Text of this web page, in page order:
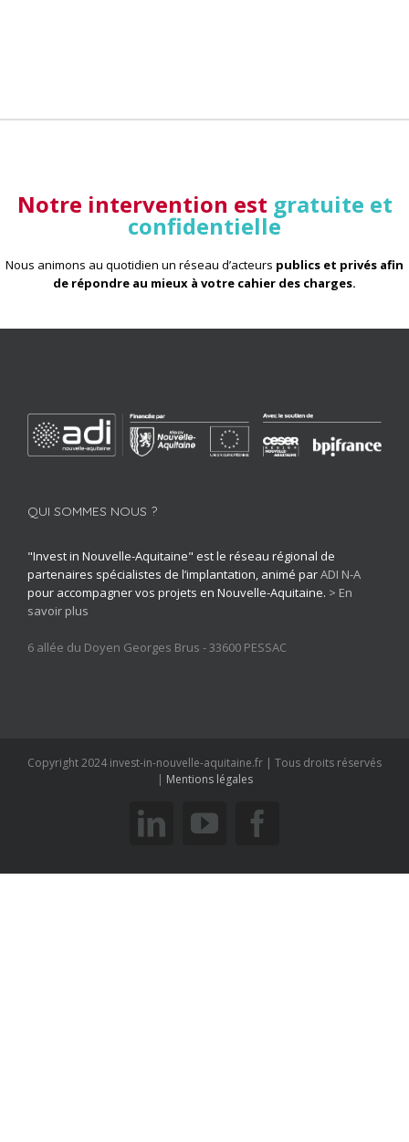
Notre intervention est gratuite et
confidentielle
Nous animons au quotidien un réseau d’acteurs publics et privés afin
de répondre au mieux à votre cahier des charges.
QUI SOMMES NOUS ?
"Invest in Nouvelle-Aquitaine" est le réseau régional de
partenaires spécialistes de l’implantation, animé parADI N-A
pour accompagner vos projets en Nouvelle-Aquitaine. > En
savoir plus
6 allée du Doyen Georges Brus - 33600 PESSAC
Copyright 2024 invest-in-nouvelle-aquitaine.fr | Tous droits réservés
| Mentions légales
linkedinyoutube